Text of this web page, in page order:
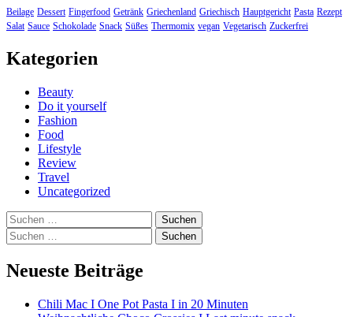
Beilage Dessert Fingerfood Getränk Griechenland Griechisch Hauptgericht Pasta Rezept
Salat Sauce Schokolade Snack Süßes Thermomix vegan Vegetarisch Zuckerfrei
Kategorien
Beauty
Do it yourself
Fashion
Food
Lifestyle
Review
Travel
Uncategorized
Suchen
nach:
Suchen
nach:
Neueste Beiträge
Chili Mac I One Pot Pasta I in 20 Minuten